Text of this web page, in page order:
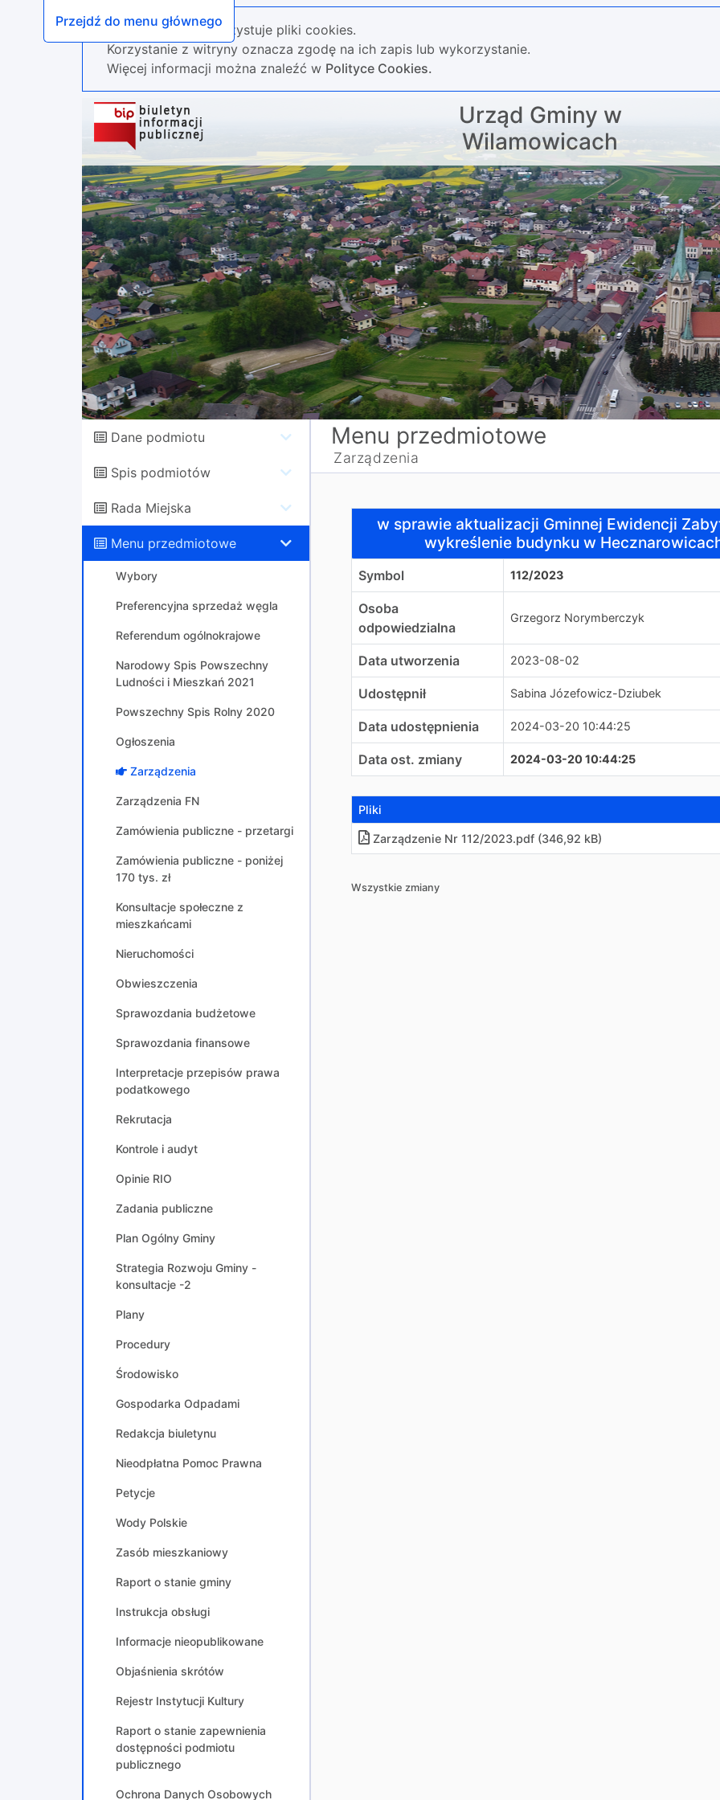
Przejdź do menu głównego
Nasza strona wykorzystuje pliki cookies.
Korzystanie z witryny oznacza zgodę na ich zapis lub wykorzystanie.
Więcej informacji można znaleźć w Polityce Cookies.
Urząd Gminy w
Wilamowicach
Dane podmiotu
Spis podmiotów
Rada Miejska
Menu przedmiotowe
Wybory
Preferencyjna sprzedaż węgla
Referendum ogólnokrajowe
Narodowy Spis Powszechny
Ludności i Mieszkań 2021
Powszechny Spis Rolny 2020
Ogłoszenia
Zarządzenia
Zarządzenia FN
Zamówienia publiczne - przetargi
Zamówienia publiczne - poniżej
170 tys. zł
Konsultacje społeczne z
mieszkańcami
Nieruchomości
Obwieszczenia
Sprawozdania budżetowe
Sprawozdania finansowe
Interpretacje przepisów prawa
podatkowego
Rekrutacja
Kontrole i audyt
Opinie RIO
Zadania publiczne
Plan Ogólny Gminy
Strategia Rozwoju Gminy -
konsultacje -2
Plany
Procedury
Środowisko
Gospodarka Odpadami
Redakcja biuletynu
Nieodpłatna Pomoc Prawna
Petycje
Wody Polskie
Zasób mieszkaniowy
Raport o stanie gminy
Instrukcja obsługi
Informacje nieopublikowane
Objaśnienia skrótów
Rejestr Instytucji Kultury
Raport o stanie zapewnienia
dostępności podmiotu
publicznego
Ochrona Danych Osobowych
Menu przedmiotowe
Zarządzenia
w sprawie aktualizacji Gminnej Ewidencji Zabytków dla
w sprawie aktualizacji Gminnej Ewidencji
wykreślenie budynku w
Symbol 112/2023
Osoba
odpowiedzialna
Grzegorz Norymberczyk
Data utworzenia 2023-08-02
Udostępnił Sabina Józefowicz-Dziubek
Data udostępnienia 2024-03-20 10:44:25
Data ost. zmiany 2024-03-20 10:44:25
Pliki
Zarządzenie Nr 112/2023.pdf (346,92 kB)
Wszystkie zmiany